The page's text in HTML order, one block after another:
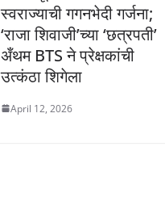
स्वराज्याची गगनभेदी गर्जना;
‘राजा शिवाजी’च्या ‘छत्रपती’
अँथम BTS ने प्रेक्षकांची
उत्कंठा शिगेला
April 12, 2026